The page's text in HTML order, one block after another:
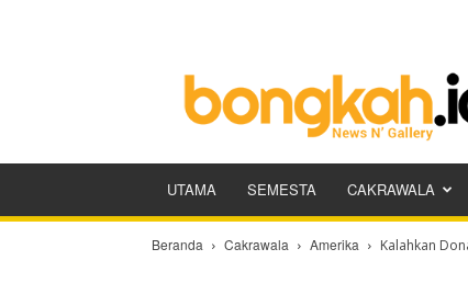
UTAMA SEMESTA CAKRAWALA
Beranda Cakrawala Amerika Kalahkan